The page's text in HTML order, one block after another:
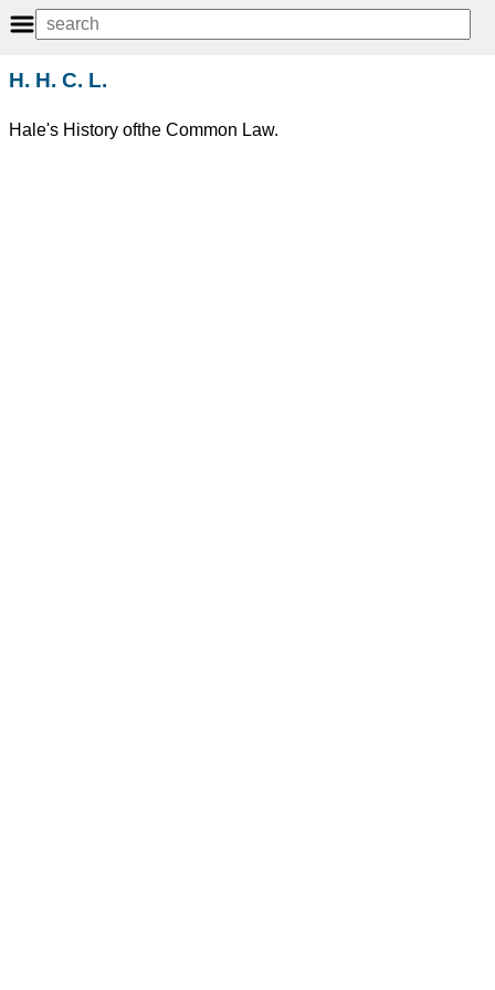
H. H. C. L.
Hale's History ofthe Common Law.